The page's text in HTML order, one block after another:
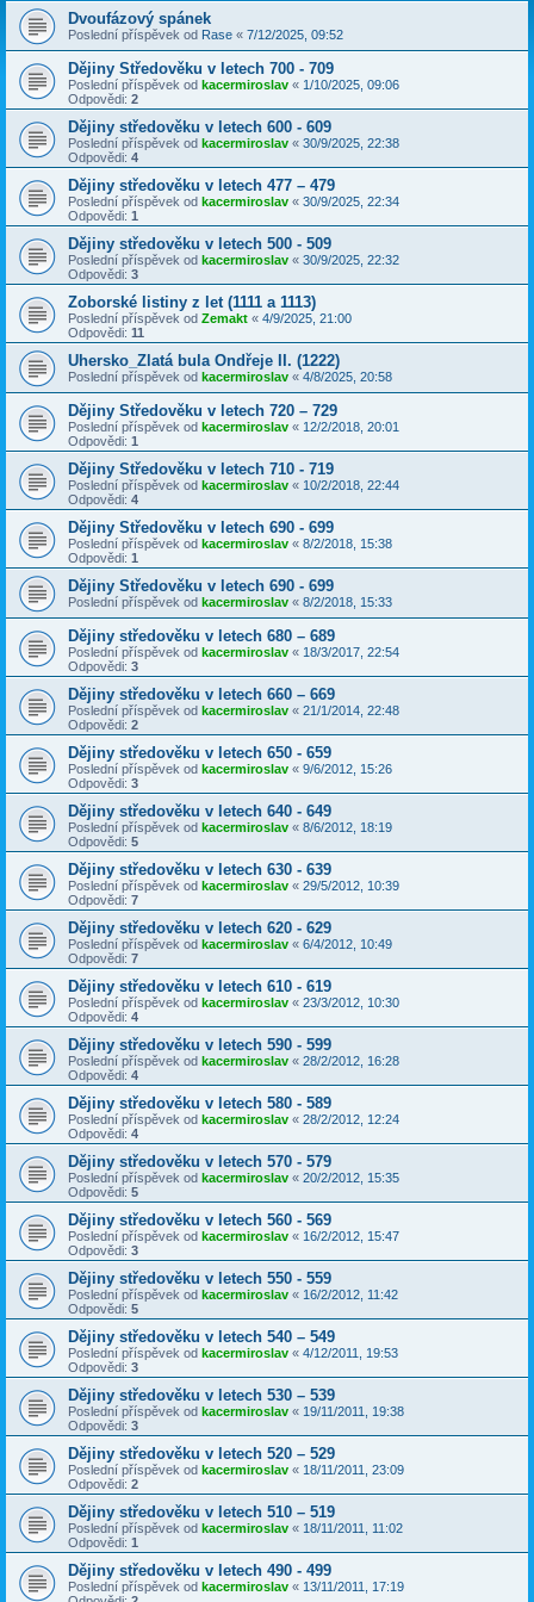
Dvoufázový spánek
Poslední příspěvek od Rase « 7/12/2025, 09:52
Dějiny Středověku v letech 700 - 709
Poslední příspěvek od kacermiroslav « 1/10/2025, 09:06
Odpovědi: 2
Dějiny středověku v letech 600 - 609
Poslední příspěvek od kacermiroslav « 30/9/2025, 22:38
Odpovědi: 4
Dějiny středověku v letech 477 – 479
Poslední příspěvek od kacermiroslav « 30/9/2025, 22:34
Odpovědi: 1
Dějiny středověku v letech 500 - 509
Poslední příspěvek od kacermiroslav « 30/9/2025, 22:32
Odpovědi: 3
Zoborské listiny z let (1111 a 1113)
Poslední příspěvek od Zemakt « 4/9/2025, 21:00
Odpovědi: 11
Uhersko_Zlatá bula Ondřeje II. (1222)
Poslední příspěvek od kacermiroslav « 4/8/2025, 20:58
Dějiny Středověku v letech 720 – 729
Poslední příspěvek od kacermiroslav « 12/2/2018, 20:01
Odpovědi: 1
Dějiny Středověku v letech 710 - 719
Poslední příspěvek od kacermiroslav « 10/2/2018, 22:44
Odpovědi: 4
Dějiny Středověku v letech 690 - 699
Poslední příspěvek od kacermiroslav « 8/2/2018, 15:38
Odpovědi: 1
Dějiny Středověku v letech 690 - 699
Poslední příspěvek od kacermiroslav « 8/2/2018, 15:33
Dějiny středověku v letech 680 – 689
Poslední příspěvek od kacermiroslav « 18/3/2017, 22:54
Odpovědi: 3
Dějiny středověku v letech 660 – 669
Poslední příspěvek od kacermiroslav « 21/1/2014, 22:48
Odpovědi: 2
Dějiny středověku v letech 650 - 659
Poslední příspěvek od kacermiroslav « 9/6/2012, 15:26
Odpovědi: 3
Dějiny středověku v letech 640 - 649
Poslední příspěvek od kacermiroslav « 8/6/2012, 18:19
Odpovědi: 5
Dějiny středověku v letech 630 - 639
Poslední příspěvek od kacermiroslav « 29/5/2012, 10:39
Odpovědi: 7
Dějiny středověku v letech 620 - 629
Poslední příspěvek od kacermiroslav « 6/4/2012, 10:49
Odpovědi: 7
Dějiny středověku v letech 610 - 619
Poslední příspěvek od kacermiroslav « 23/3/2012, 10:30
Odpovědi: 4
Dějiny středověku v letech 590 - 599
Poslední příspěvek od kacermiroslav « 28/2/2012, 16:28
Odpovědi: 4
Dějiny středověku v letech 580 - 589
Poslední příspěvek od kacermiroslav « 28/2/2012, 12:24
Odpovědi: 4
Dějiny středověku v letech 570 - 579
Poslední příspěvek od kacermiroslav « 20/2/2012, 15:35
Odpovědi: 5
Dějiny středověku v letech 560 - 569
Poslední příspěvek od kacermiroslav « 16/2/2012, 15:47
Odpovědi: 3
Dějiny středověku v letech 550 - 559
Poslední příspěvek od kacermiroslav « 16/2/2012, 11:42
Odpovědi: 5
Dějiny středověku v letech 540 – 549
Poslední příspěvek od kacermiroslav « 4/12/2011, 19:53
Odpovědi: 3
Dějiny středověku v letech 530 – 539
Poslední příspěvek od kacermiroslav « 19/11/2011, 19:38
Odpovědi: 3
Dějiny středověku v letech 520 – 529
Poslední příspěvek od kacermiroslav « 18/11/2011, 23:09
Odpovědi: 2
Dějiny středověku v letech 510 – 519
Poslední příspěvek od kacermiroslav « 18/11/2011, 11:02
Odpovědi: 1
Dějiny středověku v letech 490 - 499
Poslední příspěvek od kacermiroslav « 13/11/2011, 17:19